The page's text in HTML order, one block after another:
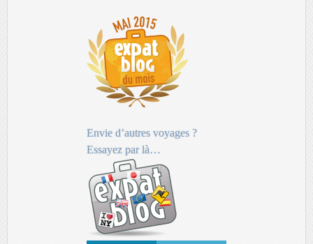
Envie d’autres voyages ?
Essayez par là…